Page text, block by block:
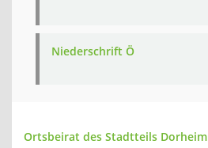
Niederschrift Ö
Ortsbeirat des Stadtteils Dorheim